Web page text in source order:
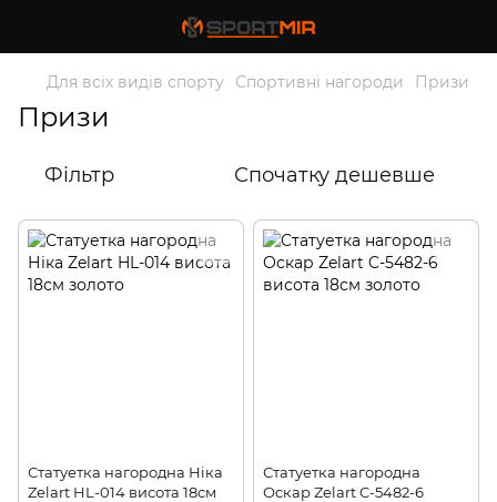
Для всіх видів спорту Спортивні нагороди Призи
Призи
Фільтр Спочатку дешевше
Статуетка нагородна Ніка
Zelart HL-014 висота 18см
Статуетка нагородна
Оскар Zelart C-5482-6